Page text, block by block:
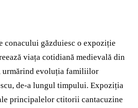
conacului găzduiesc o expoziție
viața cotidiană medievală din
evoluția familiilor
de-a lungul timpului. Expoziția
principalelor ctitorii cantacuzine